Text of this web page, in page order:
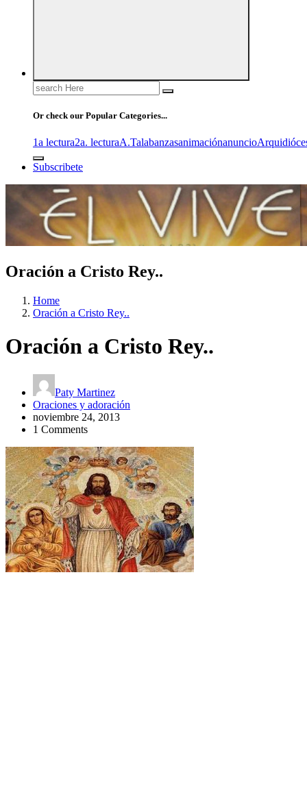
Search
for:
Or check our Popular Categories...
1a lectura2a. lecturaA.Talabanzasanimaciónanuncio
Subscribete
Oración a Cristo Rey..
Home
Oración a Cristo Rey..
Oración a Cristo Rey..
Paty Martinez
Oraciones y adoración
noviembre 24, 2013
1 Comments